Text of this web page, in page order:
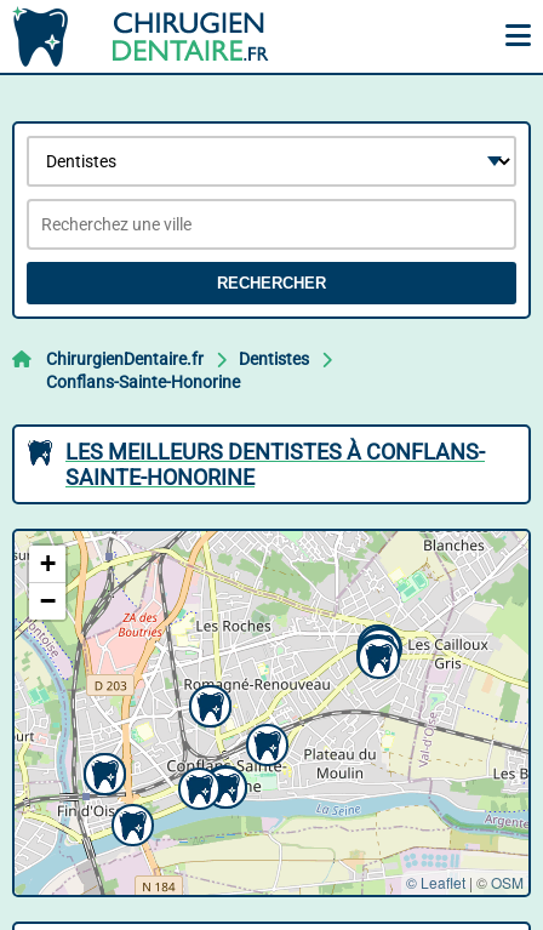
RECHERCHER
ChirurgienDentaire.fr
Dentistes
Conflans-Sainte-Honorine
LES MEILLEURS DENTISTES À CONFLANS-
SAINTE-HONORINE
+
−
© Leaflet | ©OSM